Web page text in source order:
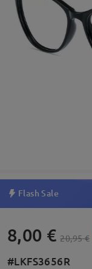
Flash Sale
8,00 € 20,95 €
#LKFS3656R